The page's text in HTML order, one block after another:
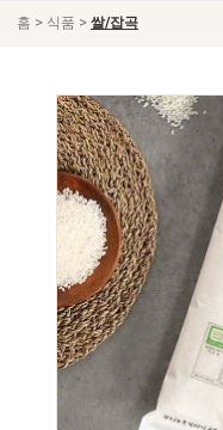
홈 > 식품 > 쌀/잡곡